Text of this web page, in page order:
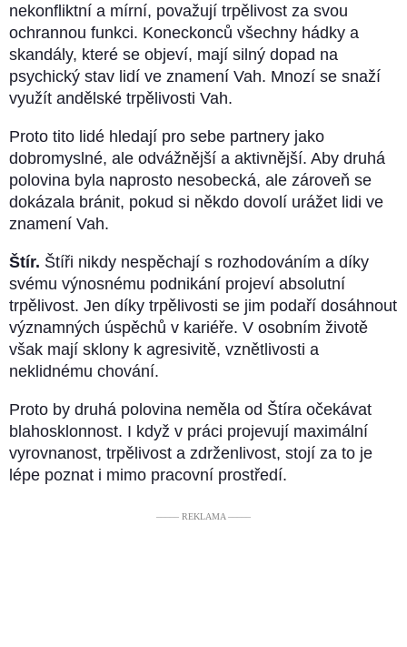
nekonfliktní a mírní, považují trpělivost za svou
ochrannou funkci. Koneckonců všechny hádky a
skandály, které se objeví, mají silný dopad na
psychický stav lidí ve znamení Vah. Mnozí se snaží
využít andělské trpělivosti Vah.
Proto tito lidé hledají pro sebe partnery jako
dobromyslné, ale odvážnější a aktivnější. Aby druhá
polovina byla naprosto nesobecká, ale zároveň se
dokázala bránit, pokud si někdo dovolí urážet lidi ve
znamení Vah.
Štír. Štíři nikdy nespěchají s rozhodováním a díky
svému výnosnému podnikání projeví absolutní
trpělivost. Jen díky trpělivosti se jim podaří dosáhnout
významných úspěchů v kariéře. V osobním životě
však mají sklony k agresivitě, vznětlivosti a
neklidnému chování.
Proto by druhá polovina neměla od Štíra očekávat
blahosklonnost. I když v práci projevují maximální
vyrovnanost, trpělivost a zdrženlivost, stojí za to je
lépe poznat i mimo pracovní prostředí.
––––– REKLAMA –––––